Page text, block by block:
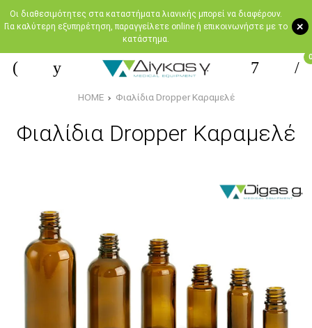
+
Oι διαθεσιμότητες στα καταστήματα λιανικής μπορεί να διαφέρουν.
Για καλύτερη εξυπηρέτηση, παραγγείλετε online ή επικοινωνήστε με το
κατάστημα.
0
HOME Φιαλίδια Dropper Καραμελέ
Φιαλίδια Dropper Καραμελέ